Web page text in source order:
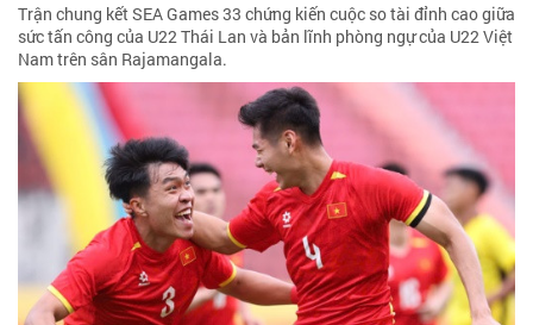
Trận chung kết SEA Games 33 chứng kiến cuộc so tài đỉnh cao giữa
sức tấn công của U22 Thái Lan và bản lĩnh phòng ngự của U22 Việt
Nam trên sân Rajamangala.